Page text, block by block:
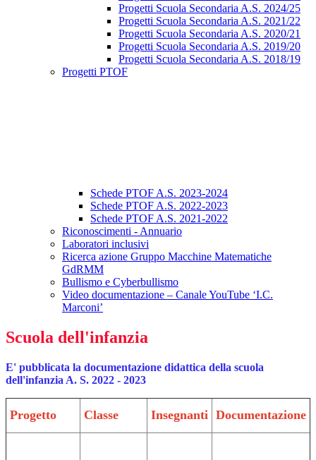
Progetti Scuola Secondaria A.S. 2024/25
Progetti Scuola Secondaria A.S. 2021/22
Progetti Scuola Secondaria A.S. 2020/21
Progetti Scuola Secondaria A.S. 2019/20
Progetti Scuola Secondaria A.S. 2018/19
Progetti PTOF
Schede PTOF A.S. 2023-2024
Schede PTOF A.S. 2022-2023
Schede PTOF A.S. 2021-2022
Riconoscimenti - Annuario
Laboratori inclusivi
Ricerca azione Gruppo Macchine Matematiche
GdRMM
Bullismo e Cyberbullismo
Video documentazione – Canale YouTube ‘I.C.
Marconi’
Scuola dell'infanzia
E' pubblicata la documentazione didattica della scuola
dell'infanzia A. S. 2022 - 2023
Progetto Classe Insegnanti Documentazione